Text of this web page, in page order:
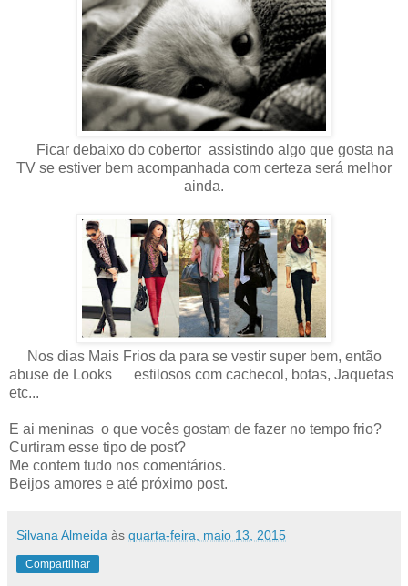
Ficar debaixo do cobertor assistindo algo que gosta na
TV se estiver bem acompanhada com certeza será melhor
ainda.
Nos dias Mais Frios da para se vestir super bem, então
abuse de Looks estilosos com cachecol, botas, Jaquetas
etc...
E ai meninas o que vocês gostam de fazer no tempo frio?
Curtiram esse tipo de post?
Me contem tudo nos comentários.
Beijos amores e até próximo post.
Silvana Almeida às quarta-feira, maio 13, 2015
Compartilhar